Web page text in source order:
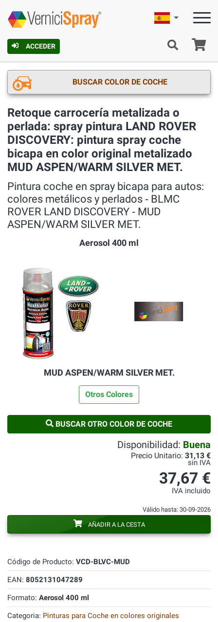
ACCEDER
Español
BUSCAR COLOR DE COCHE
Retoque carrocería metalizada o
perlada: spray pintura LAND ROVER
DISCOVERY: pintura spray coche
bicapa en color original metalizado
MUD ASPEN/WARM SILVER MET.
Pintura coche en spray bicapa para autos:
colores metálicos y perlados ‐ BLMC
ROVER LAND DISCOVERY ‐ MUD
ASPEN/WARM SILVER MET.
Aerosol 400 ml
MUD ASPEN/WARM SILVER MET.
Otros Colores
BUSCAR OTRO COLOR DE COCHE
Código de Producto: VCD-BLVC-MUD
EAN: 8052131047289
Formato: Aerosol 400 ml
Categoria: Pinturas para Coche en colores originales
Disponibilidad: Buena
Precio Unitario: 31,13 €
sin IVA
37,67 €
IVA incluido
Válido hasta: 30-09-2026
AÑADIR A LA CESTA